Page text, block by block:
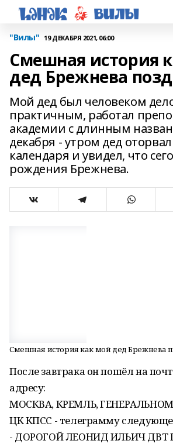
"Вилы" 19 ДЕКАБРЯ 2021, 06:00
Смешная история
дед Брежнева
Мой дед был человеком
практичным, работал
академии с длинным
декабря - утром дед
календаря и увидел, что
рождения Брежнева.
Смешная история как мой дед Брежнева
После завтрака он пошёл на
адресу:
МОСКВА, КРЕМЛЬ,
ЦК КПСС - телеграмму
- ДОРОГОЙ ЛЕОНИД ИЛЬИЧ